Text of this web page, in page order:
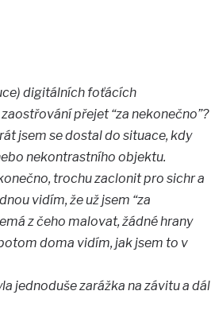
digitálních foťácích
přejet “za nekonečno”?
jsem se dostal do situace, kdy
nekontrastního objektu.
trochu zaclonit pro sichr a
vidím, že už jsem “za
z čeho malovat, žádné hrany
doma vidím, jak jsem to v
jednoduše zarážka na závitu a dál